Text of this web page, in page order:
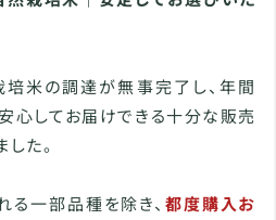
米の調達が無事完了し、年間
心してお届けできる十分な販売
た。
る一部品種を除き、 都度購入お